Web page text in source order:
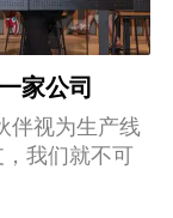
家公司
伴视为生产线
我们就不可